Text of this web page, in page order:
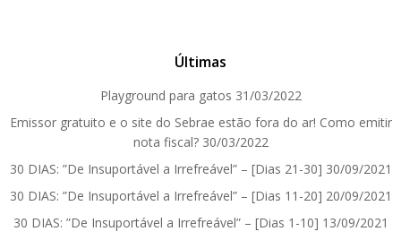
Últimas
Playground para gatos 31/03/2022
Emissor gratuito e o site do Sebrae estão fora do ar! Como emitir
nota fiscal? 30/03/2022
30 DIAS: ”De Insuportável a Irrefreável” – [Dias 21-30] 30/09/2021
30 DIAS: ”De Insuportável a Irrefreável” – [Dias 11-20] 20/09/2021
30 DIAS: ”De Insuportável a Irrefreável” – [Dias 1-10] 13/09/2021